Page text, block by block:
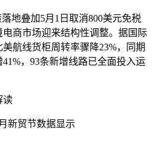
地叠加5月1日取消800美元免税
商市场迎来结构性调整。据国际
航线货柜周转率骤降23%，同期
，93条新增线路已全面投入运
读
新贸节数据显示